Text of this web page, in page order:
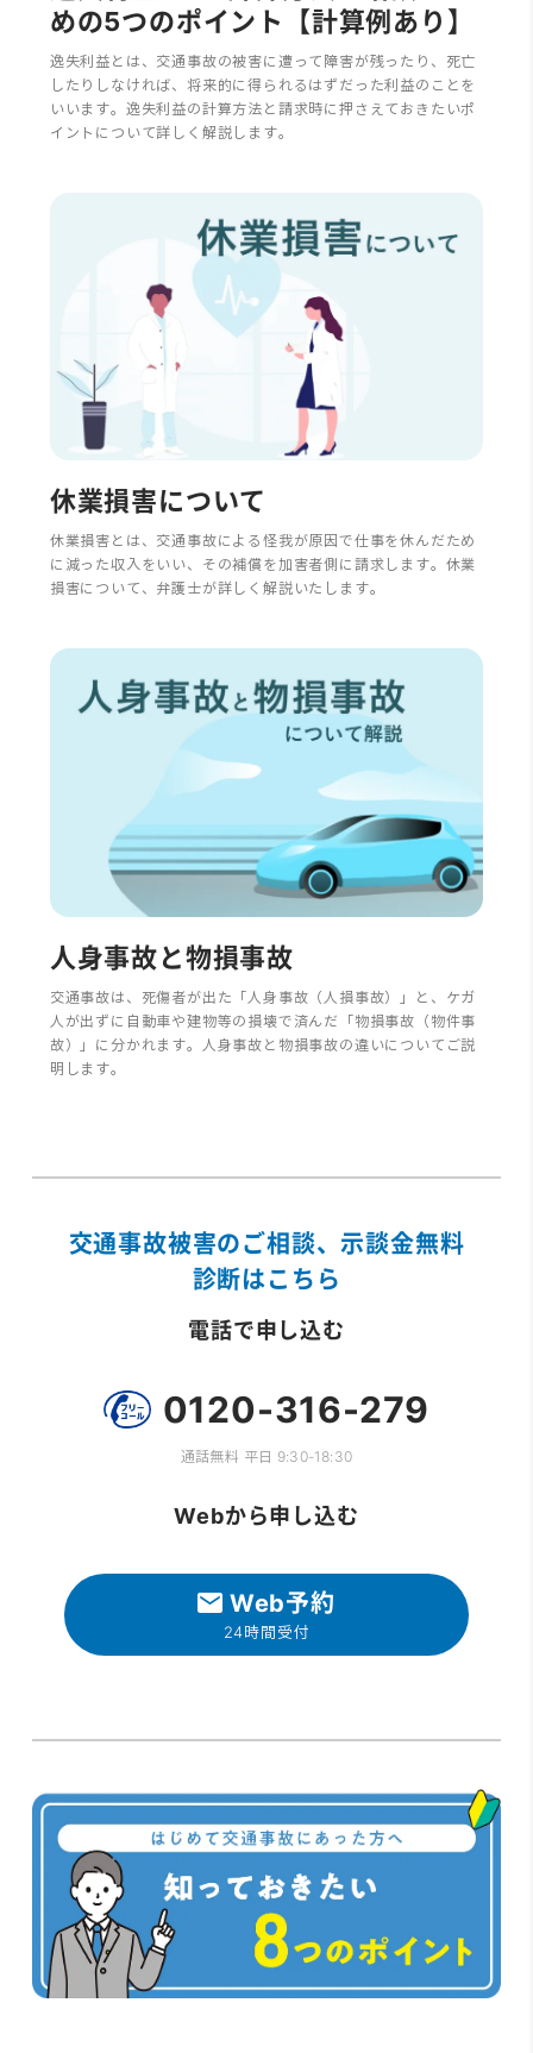
めの5つのポイント【計算例あり】
逸失利益とは、交通事故の被害に遭って障害が残ったり、死亡
したりしなければ、将来的に得られるはずだった利益のことを
いいます。逸失利益の計算方法と請求時に押さえておきたいポ
イントについて詳しく解説します。
休業損害について
休業損害とは、交通事故による怪我が原因で仕事を休んだため
に減った収入をいい、その補償を加害者側に請求します。休業
損害について、弁護士が詳しく解説いたします。
人身事故と物損事故
交通事故は、死傷者が出た「人身事故（人損事故）」と、ケガ
人が出ずに自動車や建物等の損壊で済んだ「物損事故（物件事
故）」に分かれます。人身事故と物損事故の違いについてご説
明します。
交通事故被害のご相談、示談金無料
診断はこちら
電話で申し込む
0120-316-279
通話無料 平日 9:30-18:30
Webから申し込む
Web予約
24時間受付